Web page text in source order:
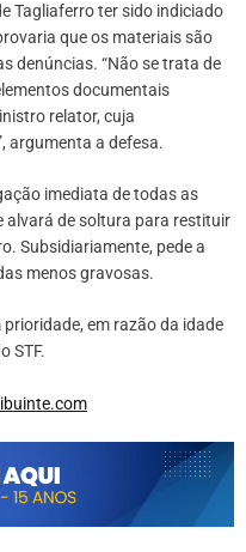
Tagliaferro ter sido indiciado
que os materiais são
denúncias. “Não se trata de
documentais
relator, cuja
argumenta a defesa.
imediata de todas as
alvará de soltura para restituir
Subsidiariamente, pede a
menos gravosas.
em razão da idade
STF.